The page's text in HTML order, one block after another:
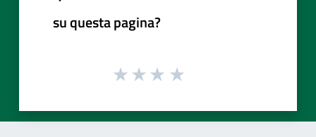
su questa pagina?